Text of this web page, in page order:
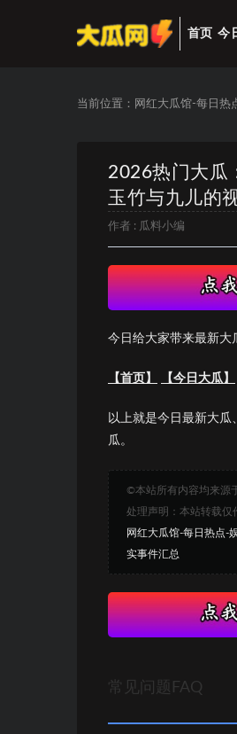
首页 今
当前位置： 网红大瓜馆-每日热
2026热门大瓜
玉竹与九儿的
作者 : 瓜料小编
今日给大家带来最新大
【首页】 【今日大瓜】
以上就是今日最新大
瓜。
©本站所有内容均来源
处理声明：本站转载仅
网红大瓜馆-每日热点-
实事件汇总
常见问题FAQ